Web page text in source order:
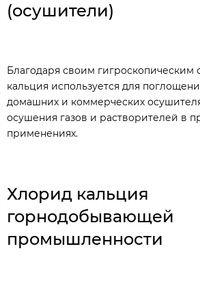
(осушители)
Благодаря своим гигроскопическим
кальция используется для
домашних и коммерческих
осушения газов и растворителей в
применениях.
Хлорид кальция
горнодобывающей
промышленности